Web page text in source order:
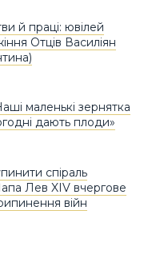
й праці: ювілей
Отців Василіян
маленькі зернятка
дають плоди»
спіраль
Лев XIV вчергове
війн